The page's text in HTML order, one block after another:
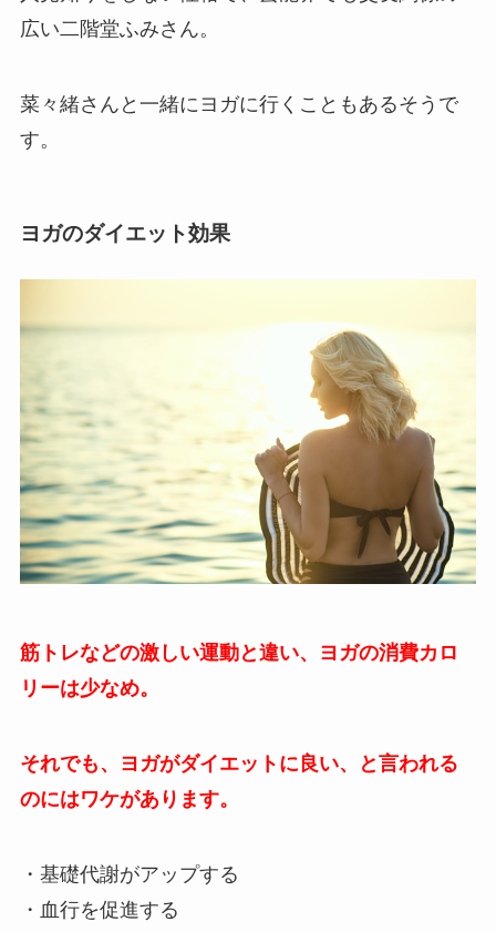
広い二階堂ふみさん。
菜々緒さんと一緒にヨガに行くこともあるそうで
す。
ヨガのダイエット効果
筋トレなどの激しい運動と違い、ヨガの消費カロ
リーは少なめ。
それでも、ヨガがダイエットに良い、と言われる
のにはワケがあります。
・基礎代謝がアップする
・血行を促進する